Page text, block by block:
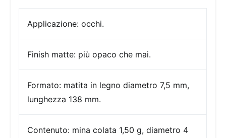
Applicazione: occhi.
Finish matte: più opaco che mai.
Formato: matita in legno diametro 7,5 mm,
lunghezza 138 mm.
Contenuto: mina colata 1,50 g, diametro 4